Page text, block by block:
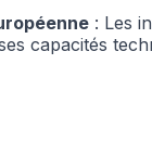
: Les
capacités